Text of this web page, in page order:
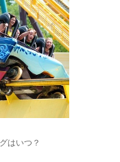
はいつ？